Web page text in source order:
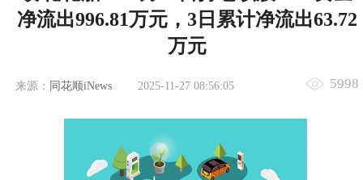
净流出996.81万元，3日累计净流出63.72
万元
来源： 同花顺iNews 2025-11-27 08:56:05 5998